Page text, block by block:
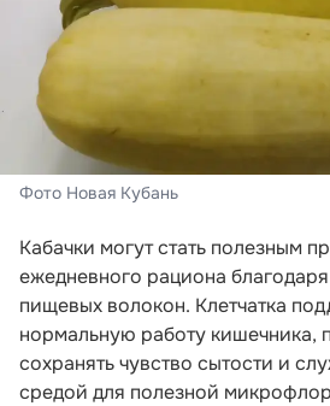
Фото Новая Кубань
Кабачки могут стать полезным
ежедневного рациона
пищевых волокон. Клетчатка
нормальную работу кишечника,
сохранять чувство сытости и
средой для полезной